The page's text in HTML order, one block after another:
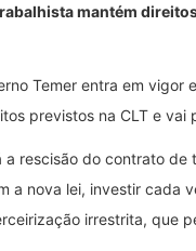
mantém
Temer entra em
previstos na CLT e vai
rescisão do contrato
a nova lei, investir
irrestrita, que